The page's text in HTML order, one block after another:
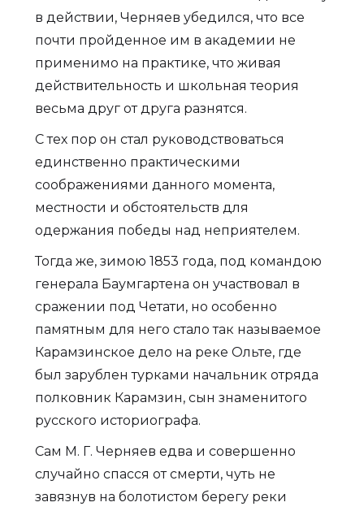
в действии, Черняев убедился, что все
почти пройденное им в академии не
применимо на практике, что живая
действительность и школьная теория
весьма друг от друга разнятся.
С тех пор он стал руководствоваться
единственно практическими
соображениями данного момента,
местности и обстоятельств для
одержания победы над неприятелем.
Тогда же, зимою 1853 года, под командою
генерала Баумгартена он участвовал в
сражении под Четати, но особенно
памятным для него стало так называемое
Карамзинское дело на реке Ольте, где
был зарублен турками начальник отряда
полковник Карамзин, сын знаменитого
русского историографа.
Сам М. Г. Черняев едва и совершенно
случайно спасся от смерти, чуть не
завязнув на болотистом берегу реки